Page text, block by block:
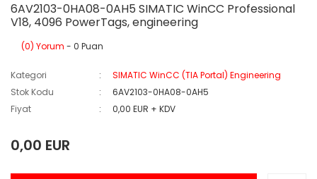
6AV2103-0HA08-0AH5 SIMATIC WinCC Professional
V18, 4096 PowerTags, engineering
(0) Yorum - 0 Puan
Kategori
SIMATIC WinCC (TIA Portal) Engineering
Stok Kodu
6AV2103-0HA08-0AH5
Fiyat
0,00 EUR + KDV
0,00 EUR